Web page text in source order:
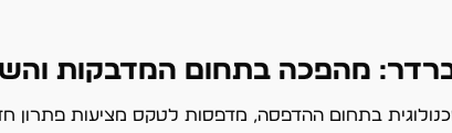
מהפכה בתחום המדבקות
בתחום ההדפסה, מדפסות לטקס מציעות פתרון